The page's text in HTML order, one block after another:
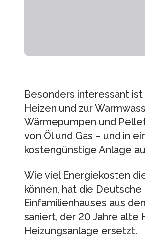
Besonders interessant
Heizen und zur
Wärmepumpen und
von Öl und Gas – und in
kostengünstige Anlage
Wie viel Energiekosten
können, hat die
Einfamilienhauses aus
saniert, der 20 Jahre alte
Heizungsanlage ersetzt.